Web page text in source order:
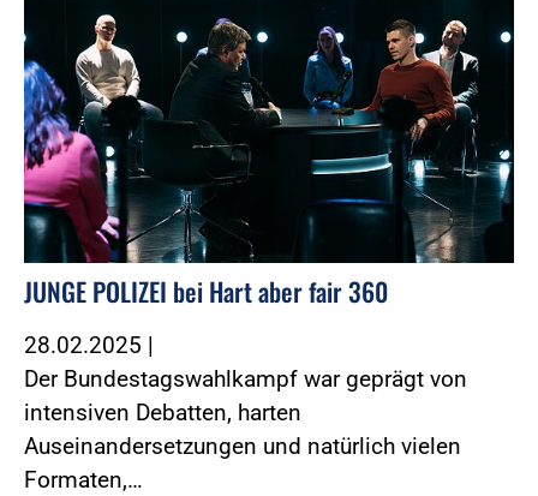
JUNGE POLIZEI bei Hart aber fair 360
28.02.2025 |
Der Bundestagswahlkampf war geprägt von
intensiven Debatten, harten
Auseinandersetzungen und natürlich vielen
Formaten,…